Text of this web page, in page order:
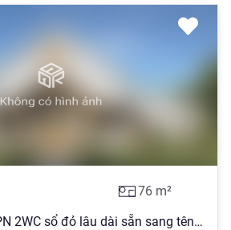
76 m²
(RẺ NHẤT) Bán 2PN 2WC sổ đỏ lâu dài sẵn sang tên ở Dcapitale Trần Duy Hưng, full đồ đẹp, ảnh thật